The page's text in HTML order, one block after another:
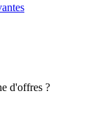
d'offres ?